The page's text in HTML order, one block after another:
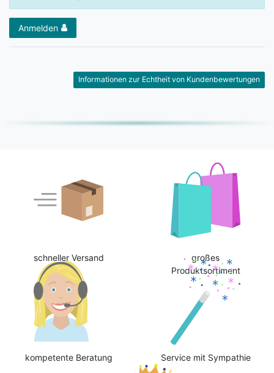
Anmelden
Informationen zur Echtheit von Kundenbewertungen
schneller Versand
großes
Produktsortiment
kompetente Beratung Service mit Sympathie